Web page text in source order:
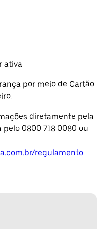
ativa
por meio de Cartão
diretamente pela
0800 718 0080 ou
regulamento